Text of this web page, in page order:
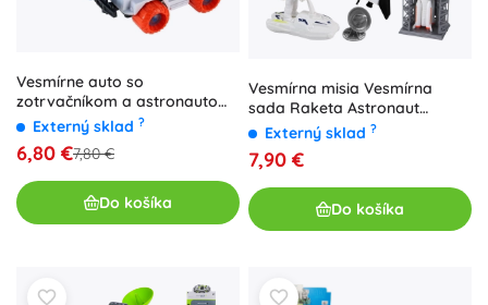
Vesmírne auto so
zotrvačníkom a astronautom,
plastové vozidlo 9 × 13 cm
Externý sklad ?
6,80 €7,80 €
Do košíka
Vesmírna misia Vesmírna
sada Raketa Astronaut
Kozmická loď 5 dielov
Externý sklad ?
7,90 €
Do košíka